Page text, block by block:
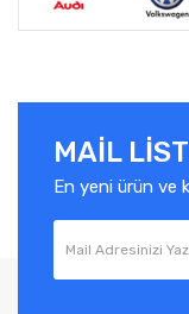
MAIL
En yeni ürün ve